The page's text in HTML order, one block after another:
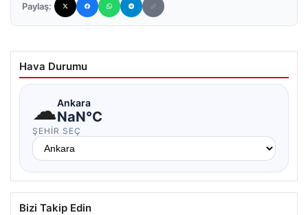
Paylaş:
Hava Durumu
☁Ankara
NaN°C
ŞEHIR SEÇ
Bizi Takip Edin